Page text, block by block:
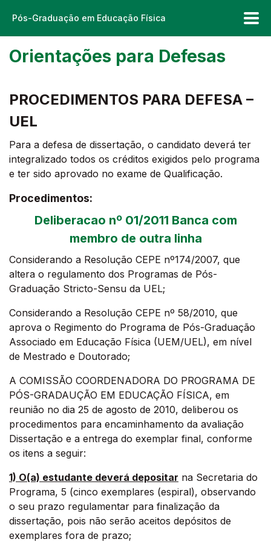
Pós-Graduação em Educação Física
Orientações para Defesas
PROCEDIMENTOS PARA DEFESA –
UEL
Para a defesa de dissertação, o candidato deverá ter
integralizado todos os créditos exigidos pelo programa
e ter sido aprovado no exame de Qualificação.
Procedimentos:
Deliberacao nº 01/2011 Banca com
membro de outra linha
Considerando a Resolução CEPE nº174/2007, que
altera o regulamento dos Programas de Pós-
Graduação Stricto-Sensu da UEL;
Considerando a Resolução CEPE nº 58/2010, que
aprova o Regimento do Programa de Pós-Graduação
Associado em Educação Física (UEM/UEL), em nível
de Mestrado e Doutorado;
A COMISSÃO COORDENADORA DO PROGRAMA DE
PÓS-GRADAUÇÃO EM EDUCAÇÃO FÍSICA, em
reunião no dia 25 de agosto de 2010, deliberou os
procedimentos para encaminhamento da avaliação
Dissertação e a entrega do exemplar final, conforme
os itens a seguir:
1) O(a) estudante deverá depositar na Secretaria do
Programa, 5 (cinco exemplares (espiral), observando
o seu prazo regulamentar para finalização da
dissertação, pois não serão aceitos depósitos de
exemplares fora de prazo;